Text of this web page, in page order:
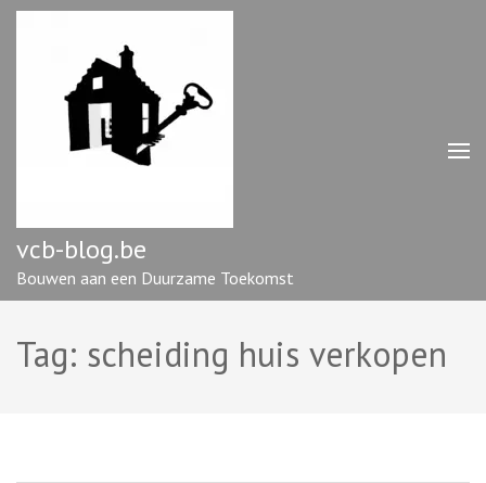
Ga
vcb-blog.be
Bouwen aan een Duurzame Toekomst
Tag: scheiding huis verkopen